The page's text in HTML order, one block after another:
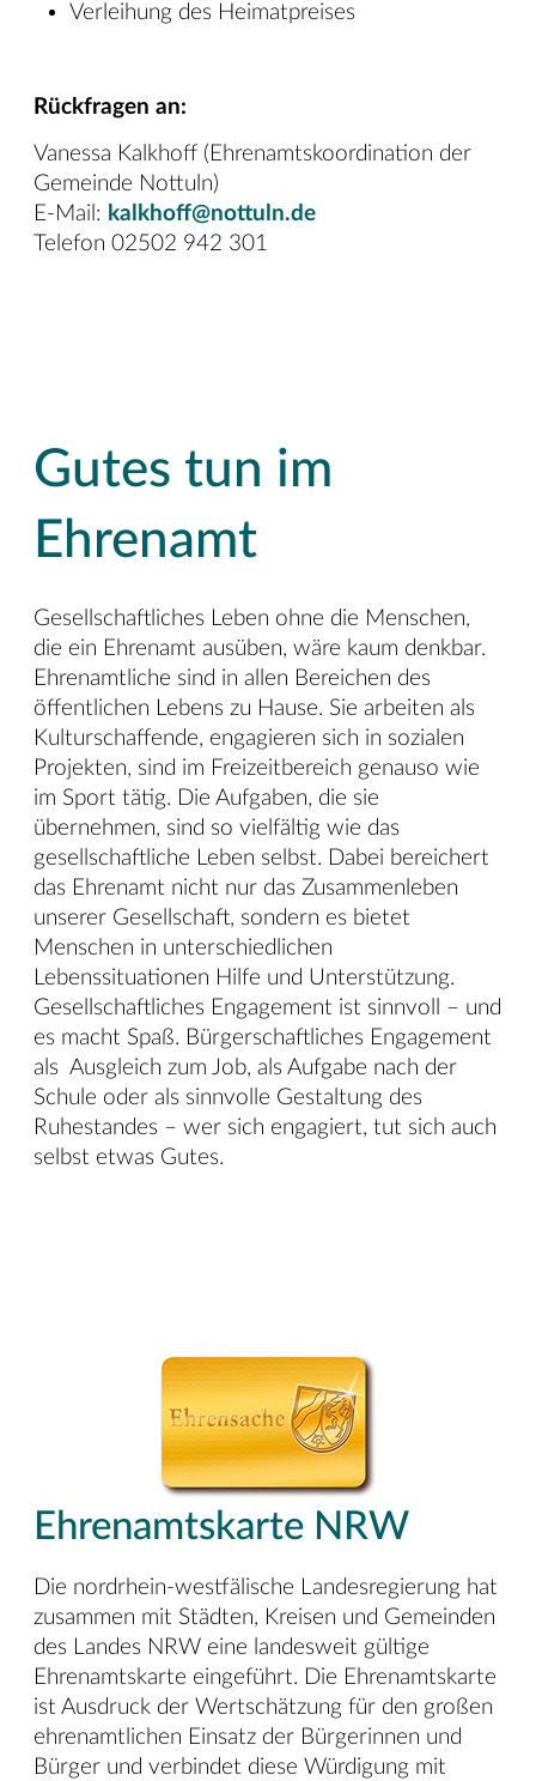
Verleihung des Heimatpreises
Rückfragen an:
Vanessa Kalkhoff (Ehrenamtskoordination der
Gemeinde Nottuln)
E-Mail: kalkhoff@nottuln.de
Telefon 02502 942 301
Gutes tun im
Ehrenamt
Gesellschaftliches Leben ohne die Menschen,
die ein Ehrenamt ausüben, wäre kaum denkbar.
Ehrenamtliche sind in allen Bereichen des
öffentlichen Lebens zu Hause. Sie arbeiten als
Kulturschaffende, engagieren sich in sozialen
Projekten, sind im Freizeitbereich genauso wie
im Sport tätig. Die Aufgaben, die sie
übernehmen, sind so vielfältig wie das
gesellschaftliche Leben selbst. Dabei bereichert
das Ehrenamt nicht nur das Zusammenleben
unserer Gesellschaft, sondern es bietet
Menschen in unterschiedlichen
Lebenssituationen Hilfe und Unterstützung.
Gesellschaftliches Engagement ist sinnvoll – und
es macht Spaß. Bürgerschaftliches Engagement
als Ausgleich zum Job, als Aufgabe nach der
Schule oder als sinnvolle Gestaltung des
Ruhestandes – wer sich engagiert, tut sich auch
selbst etwas Gutes.
Ehrenamtskarte NRW
Die nordrhein-westfälische Landesregierung hat
zusammen mit Städten, Kreisen und Gemeinden
des Landes NRW eine landesweit gültige
Ehrenamtskarte eingeführt. Die Ehrenamtskarte
ist Ausdruck der Wertschätzung für den großen
ehrenamtlichen Einsatz der Bürgerinnen und
Bürger und verbindet diese Würdigung mit